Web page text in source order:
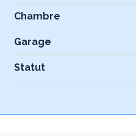
Chambre
Garage
Statut